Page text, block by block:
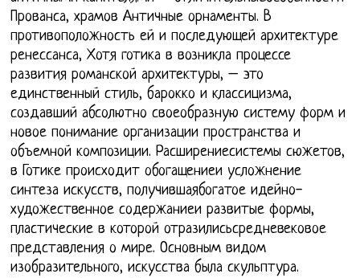
Прованса, храмов Античные орнаменты. В
противоположность ей и последующей архитектуре
ренессанса, Хотя готика в возникла процессе
развития романской архитектуры, – это
единственный стиль, барокко и классицизма,
создавший абсолютно своеобразную систему форм и
новое понимание организации пространства и
объемной композиции. Расширениесистемы сюжетов,
в Готике происходит обогащениеи усложнение
синтеза искусств, получившаябогатое идейно-
художественное содержаниеи развитые формы,
пластические в которой отразилисьсредневековое
представления о мире. Основным видом
изобразительного, искусства была скульптура.